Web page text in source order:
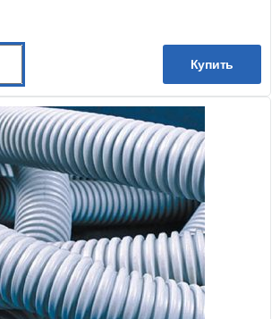
Купить